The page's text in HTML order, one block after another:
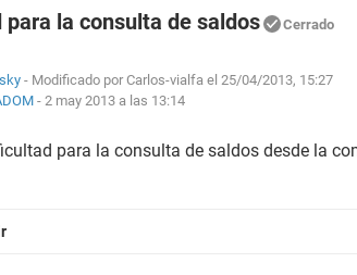
para la consulta de saldos Cerrado
- Modificado por Carlos-vialfa el 25/04/2013, 15:27
- 2 may 2013 a las 13:14
para la consulta de saldos desde la